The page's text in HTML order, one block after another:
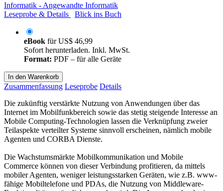
Informatik - Angewandte Informatik
Leseprobe & Details
Blick ins Buch
eBook fürUS$ 46,99
Sofort herunterladen. Inkl. MwSt.
Format: PDF – für alle Geräte
In den Warenkorb
Zusammenfassung Leseprobe Details
Die zukünftig verstärkte Nutzung von Anwendungen über das
Internet im Mobilfunkbereich sowie das stetig steigende Interesse an
Mobile Computing-Technologien lassen die Verknüpfung zweier
Teilaspekte verteilter Systeme sinnvoll erscheinen, nämlich mobile
Agenten und CORBA Dienste.
Die Wachstumsmärkte Mobilkommunikation und Mobile
Commerce können von dieser Verbindung profitieren, da mittels
mobiler Agenten, weniger leistungsstarken Geräten, wie z.B. www-
fähige Mobiltelefone und PDAs, die Nutzung von Middleware-